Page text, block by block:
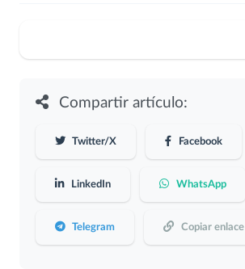
Compartir artículo:
Twitter/X Facebook
LinkedIn WhatsApp
Telegram Copiar enlace